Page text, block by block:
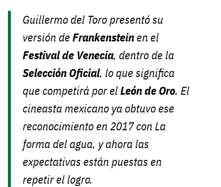
Guillermo del Toro presentó su
versión deFrankenstein en el
Festival de Venecia, dentro de la
Selección Oficial, lo que significa
que competirá por elLeón de Oro. El
cineasta mexicano ya obtuvo ese
reconocimiento en 2017 con La
forma del agua, y ahora las
expectativas están puestas en
repetir el logro.